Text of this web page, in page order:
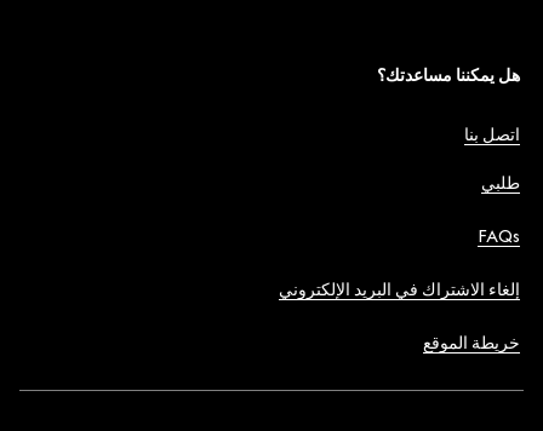
هل يمكننا مساعدتك؟
اتصل بنا
طلبي
FAQs
إلغاء الاشتراك في البريد الإلكتروني
خريطة الموقع